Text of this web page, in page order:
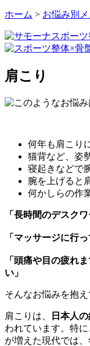
ホーム > お悩み別
肩こり
何年も肩こり
猫背など、姿
寝起きなどで
腕を上げると
何かしらの作
「長時間のデスク
「マッサージに行
「頭痛や目の疲れ
い」
そんなお悩みを抱
肩こりは、 日本人
われています。特
が増えた現代では